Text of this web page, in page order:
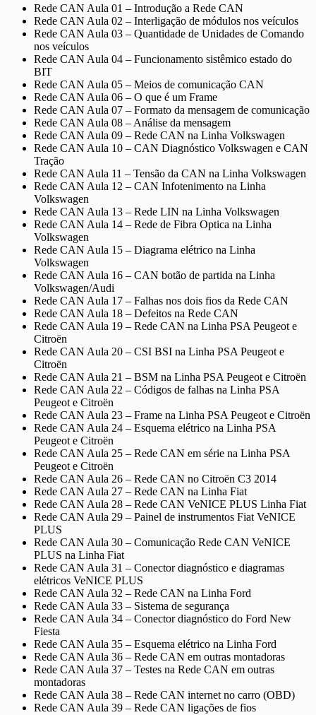
Rede CAN Aula 01 – Introdução a Rede CAN
Rede CAN Aula 02 – Interligação de módulos nos veículos
Rede CAN Aula 03 – Quantidade de Unidades de Comando
nos veículos
Rede CAN Aula 04 – Funcionamento sistêmico estado do
BIT
Rede CAN Aula 05 – Meios de comunicação CAN
Rede CAN Aula 06 – O que é um Frame
Rede CAN Aula 07 – Formato da mensagem de comunicação
Rede CAN Aula 08 – Análise da mensagem
Rede CAN Aula 09 – Rede CAN na Linha Volkswagen
Rede CAN Aula 10 – CAN Diagnóstico Volkswagen e CAN
Tração
Rede CAN Aula 11 – Tensão da CAN na Linha Volkswagen
Rede CAN Aula 12 – CAN Infotenimento na Linha
Volkswagen
Rede CAN Aula 13 – Rede LIN na Linha Volkswagen
Rede CAN Aula 14 – Rede de Fibra Optica na Linha
Volkswagen
Rede CAN Aula 15 – Diagrama elétrico na Linha
Volkswagen
Rede CAN Aula 16 – CAN botão de partida na Linha
Volkswagen/Audi
Rede CAN Aula 17 – Falhas nos dois fios da Rede CAN
Rede CAN Aula 18 – Defeitos na Rede CAN
Rede CAN Aula 19 – Rede CAN na Linha PSA Peugeot e
Citroën
Rede CAN Aula 20 – CSI BSI na Linha PSA Peugeot e
Citroën
Rede CAN Aula 21 – BSM na Linha PSA Peugeot e Citroën
Rede CAN Aula 22 – Códigos de falhas na Linha PSA
Peugeot e Citroën
Rede CAN Aula 23 – Frame na Linha PSA Peugeot e Citroën
Rede CAN Aula 24 – Esquema elétrico na Linha PSA
Peugeot e Citroën
Rede CAN Aula 25 – Rede CAN em série na Linha PSA
Peugeot e Citroën
Rede CAN Aula 26 – Rede CAN no Citroën C3 2014
Rede CAN Aula 27 – Rede CAN na Linha Fiat
Rede CAN Aula 28 – Rede CAN VeNICE PLUS Linha Fiat
Rede CAN Aula 29 – Painel de instrumentos Fiat VeNICE
PLUS
Rede CAN Aula 30 – Comunicação Rede CAN VeNICE
PLUS na Linha Fiat
Rede CAN Aula 31 – Conector diagnóstico e diagramas
elétricos VeNICE PLUS
Rede CAN Aula 32 – Rede CAN na Linha Ford
Rede CAN Aula 33 – Sistema de segurança
Rede CAN Aula 34 – Conector diagnóstico do Ford New
Fiesta
Rede CAN Aula 35 – Esquema elétrico na Linha Ford
Rede CAN Aula 36 – Rede CAN em outras montadoras
Rede CAN Aula 37 – Testes na Rede CAN em outras
montadoras
Rede CAN Aula 38 – Rede CAN internet no carro (OBD)
Rede CAN Aula 39 – Rede CAN ligações de fios